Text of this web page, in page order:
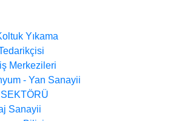
Yıkama
Merkezileri
- Yan Sanayii
Sanayii